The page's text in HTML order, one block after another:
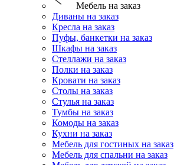
Мебель на заказ
Диваны на заказ
Кресла на заказ
Пуфы, банкетки на заказ
Шкафы на заказ
Стеллажи на заказ
Полки на заказ
Кровати на заказ
Столы на заказ
Стулья на заказ
Тумбы на заказ
Комоды на заказ
Кухни на заказ
Мебель для гостиных на заказ
Мебель для спальни на заказ